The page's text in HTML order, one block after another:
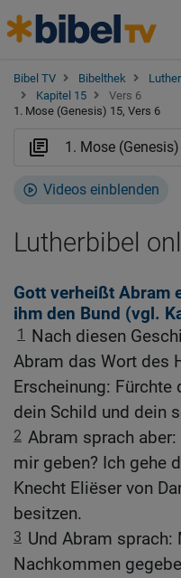
Bibel TV Bibelthek
Kapitel 15
Vers 6
1. Mose (Genesis) 15, Vers 6
Videos einblenden
Lutherbibel
Gott verheißt Abram
ihm den Bund (vgl.
1
Nach diesen
Abram das Wort des
Erscheinung:
dein Schild und dein
2 Abram sprach
mir geben? Ich gehe
Knecht Eliëser von
besitzen.
3 Und Abram
Nachkommen